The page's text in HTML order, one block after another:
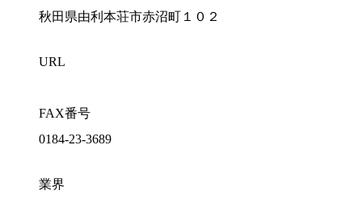
秋田県由利本荘市赤沼町１０２
URL
FAX番号
0184-23-3689
業界